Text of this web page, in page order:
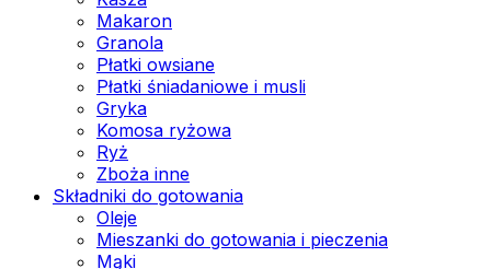
Makaron
Granola
Płatki owsiane
Płatki śniadaniowe i musli
Gryka
Komosa ryżowa
Ryż
Zboża inne
Składniki do gotowania
Oleje
Mieszanki do gotowania i pieczenia
Mąki